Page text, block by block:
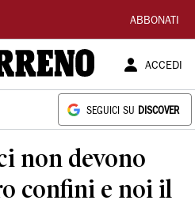
ABBONATI
ACCEDI
SEGUICI SU DISCOVER
non devono
confini e noi il